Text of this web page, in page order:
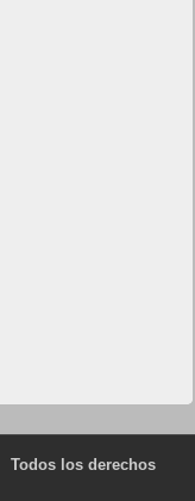
Todos los derechos